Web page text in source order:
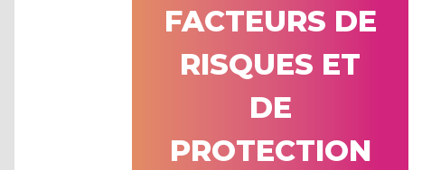
FACTEURS DE
RISQUES ET
DE
PROTECTION